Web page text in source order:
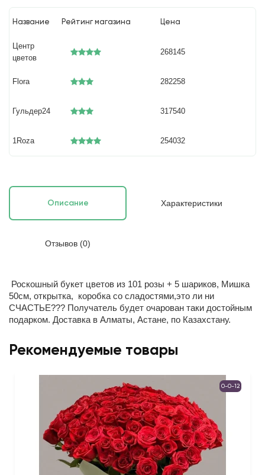
Название Рейтинг магазина Цена
Центр
цветов
268145
Flora 282258
Гульдер24 317540
1Roza 254032
Описание Характеристики
Отзывов (0)
Роскошный букет цветов из 101 розы + 5 шариков, Мишка
50см, открытка, коробка со сладостями,это ли ни
СЧАСТЬЕ??? Получатель будет очарован таки достойным
подарком. Доставка в Алматы, Астане, по Казахстану.
Рекомендуемые товары
0-0-12